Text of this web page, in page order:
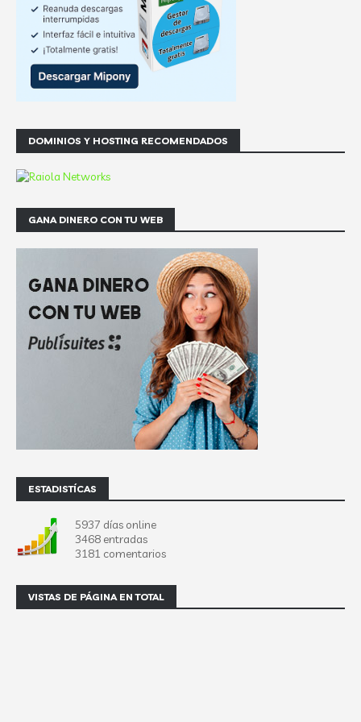
DOMINIOS Y HOSTING RECOMENDADOS
GANA DINERO CON TU WEB
ESTADISTÍCAS
5937 días online
3468 entradas
3181 comentarios
VISTAS DE PÁGINA EN TOTAL